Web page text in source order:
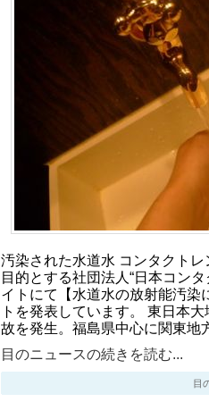
汚染された水道水 コンタクト
目的とする社団法人“日本コン
イトにて【水道水の放射能汚染
トを発表しています。 東日本
故を発生。福島県中心に関東
目のニュースの続きを読む...
目